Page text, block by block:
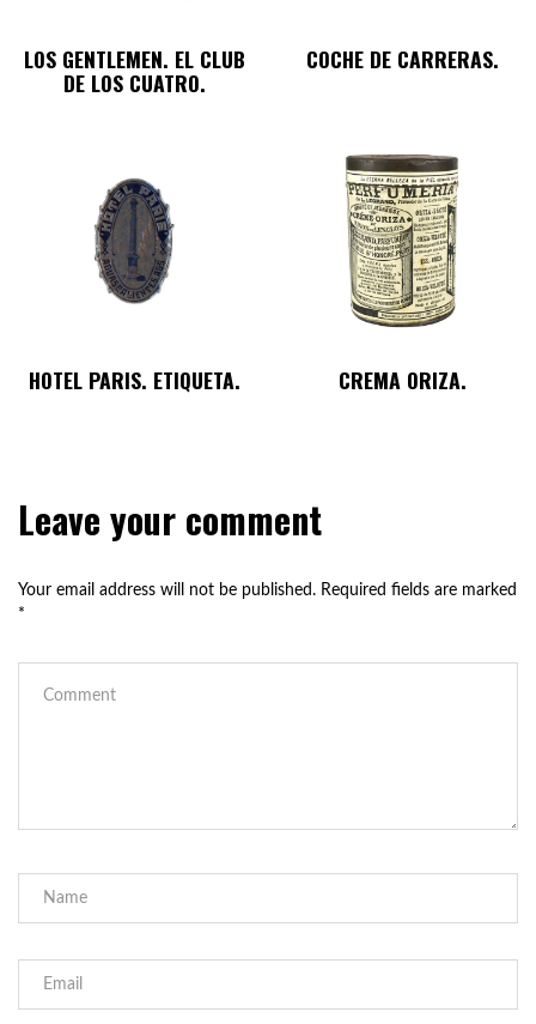
LOS GENTLEMEN. EL CLUB
DE LOS CUATRO.
COCHE DE CARRERAS.
HOTEL PARIS. ETIQUETA. CREMA ORIZA.
Leave your comment
Your email address will not be published. Required fields are marked
*